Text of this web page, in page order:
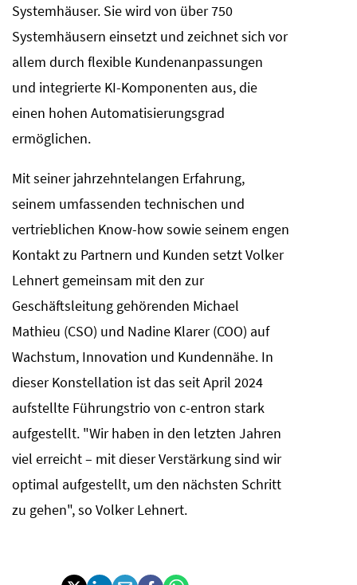
Systemhäuser. Sie wird von über 750
Systemhäusern einsetzt und zeichnet sich vor
allem durch flexible Kundenanpassungen
und integrierte KI-Komponenten aus, die
einen hohen Automatisierungsgrad
ermöglichen.
Mit seiner jahrzehntelangen Erfahrung,
seinem umfassenden technischen und
vertrieblichen Know-how sowie seinem engen
Kontakt zu Partnern und Kunden setzt Volker
Lehnert gemeinsam mit den zur
Geschäftsleitung gehörenden Michael
Mathieu (CSO) und Nadine Klarer (COO) auf
Wachstum, Innovation und Kundennähe. In
dieser Konstellation ist das seit April 2024
aufstellte Führungstrio von c-entron stark
aufgestellt. "Wir haben in den letzten Jahren
viel erreicht – mit dieser Verstärkung sind wir
optimal aufgestellt, um den nächsten Schritt
zu gehen", so Volker Lehnert.